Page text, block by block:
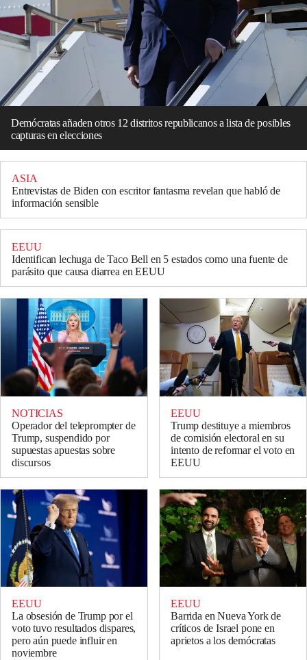
Demócratas añaden otros 12 distritos republicanos a lista de posibles
capturas en elecciones
ASIA
Entrevistas de Biden con escritor fantasma revelan que habló de
información sensible
EEUU
Identifican lechuga de Taco Bell en 5 estados como una fuente de
parásito que causa diarrea en EEUU
NOTICIAS
Operador del teleprompter de
Trump, suspendido por
supuestas apuestas sobre
discursos
EEUU
Trump destituye a miembros
de comisión electoral en su
intento de reformar el voto en
EEUU
EEUU
La obsesión de Trump por el
voto tuvo resultados dispares,
pero aún puede influir en
noviembre
EEUU
Barrida en Nueva York de
críticos de Israel pone en
aprietos a los demócratas